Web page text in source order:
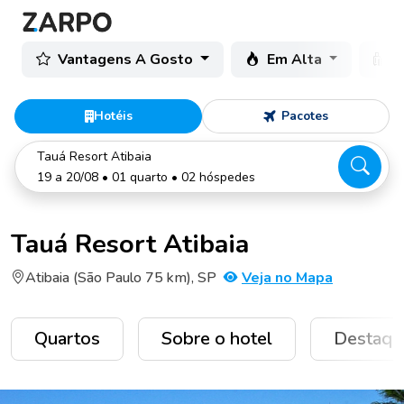
Vantagens A Gosto Em Alta
Hotéis Pacotes
Tauá Resort Atibaia
19 a 20/08 • 01 quarto • 02 hóspedes
Tauá Resort Atibaia
Atibaia (São Paulo 75 km), SP Veja no Mapa
Quartos Sobre o hotel